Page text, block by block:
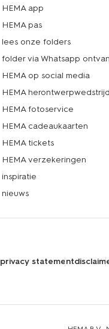
HEMA app
HEMA pas
lees onze folders
folder via Whatsapp
HEMA op social media
HEMA herontwerpwedstrijd
HEMA fotoservice
HEMA cadeaukaarten
HEMA tickets
HEMA verzekeringen
inspiratie
nieuws
privacy statement